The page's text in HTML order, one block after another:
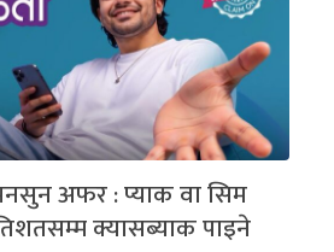
अफर : प्याक वा सिम
क्यासब्याक पाइने